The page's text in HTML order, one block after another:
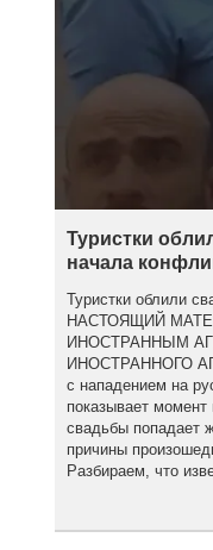
Туристки
начала
Туристки облили
НАСТОЯЩИЙ
ИНОСТРАННЫМ
ИНОСТРАННОГО
с нападением на
показывает
свадьбы попадает
причины
Разбираем, что